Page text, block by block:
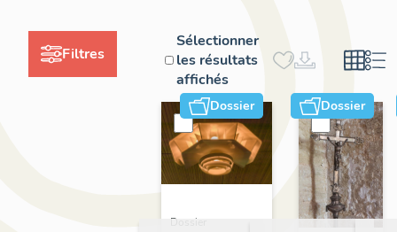
Filtres
Sélectionner
les résultats
affichés
Dossier
Dossier
Dossier